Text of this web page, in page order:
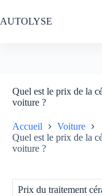
au
contenu
AUTOLYSE
Quel est le prix de la
voiture ?
Accueil
Voiture
Quel est le prix de la
voiture ?
Prix du traitement